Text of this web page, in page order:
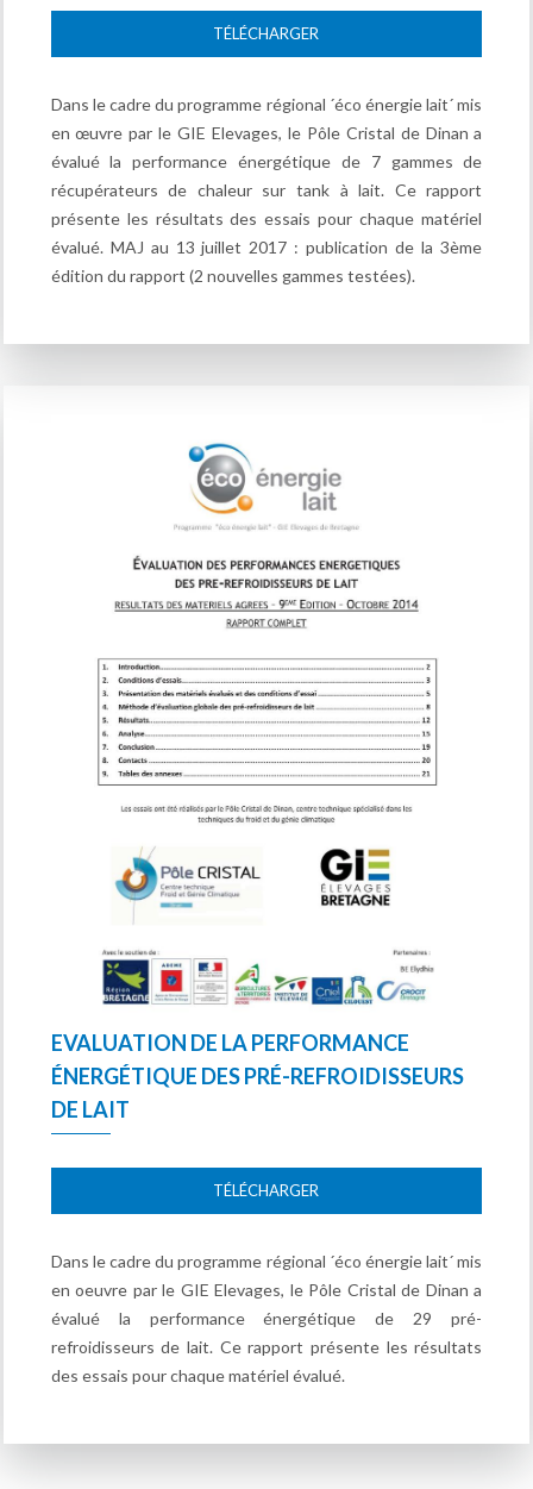
TÉLÉCHARGER
Dans le cadre du programme régional ´éco énergie lait´ mis
en œuvre par le GIE Elevages, le Pôle Cristal de Dinan a
évalué la performance énergétique de 7 gammes de
récupérateurs de chaleur sur tank à lait. Ce rapport
présente les résultats des essais pour chaque matériel
évalué. MAJ au 13 juillet 2017 : publication de la 3ème
édition du rapport (2 nouvelles gammes testées).
EVALUATION DE LA PERFORMANCE
ÉNERGÉTIQUE DES PRÉ-REFROIDISSEURS
DE LAIT
TÉLÉCHARGER
Dans le cadre du programme régional ´éco énergie lait´ mis
en oeuvre par le GIE Elevages, le Pôle Cristal de Dinan a
évalué la performance énergétique de 29 pré-
refroidisseurs de lait. Ce rapport présente les résultats
des essais pour chaque matériel évalué.